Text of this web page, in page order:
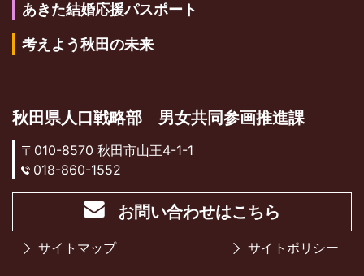
あきた結婚応援パスポート
考えよう秋田の未来
秋田県人口戦略部 男女共同参画推進課
〒010-8570 秋田市山王4-1-1
018-860-1552
お問い合わせはこちら
サイトマップ サイトポリシー